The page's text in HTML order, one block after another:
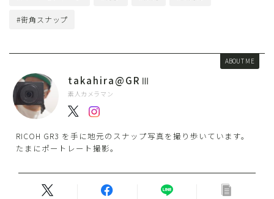
#街角スナップ
ABOUT ME
takahira@GRⅢ
素人カメラマン
RICOH GR3 を手に地元のスナップ写真を撮り歩いています。
たまにポートレート撮影。